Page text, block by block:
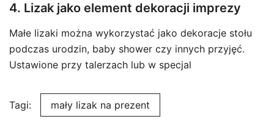
4. Lizak jako element dekoracji imprezy
Małe lizaki można wykorzystać jako dekoracje stołu
podczas urodzin, baby shower czy innych przyjęć.
Ustawione przy talerzach lub w specjal
Tagi: mały lizak na prezent